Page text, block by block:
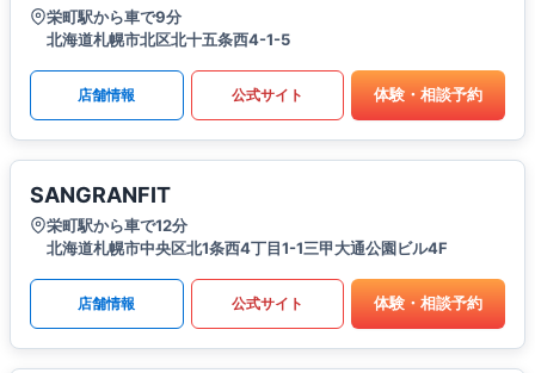
栄町駅から車で9分
北海道札幌市北区北十五条西4-1-5
店舗情報 公式サイト 体験・相談予約
SANGRANFIT
栄町駅から車で12分
北海道札幌市中央区北1条西4丁目1-1三甲大通公園ビル4F
店舗情報 公式サイト 体験・相談予約